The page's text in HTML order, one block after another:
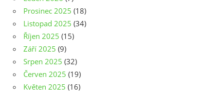
Prosinec 2025 (18)
Listopad 2025 (34)
Říjen 2025 (15)
Září 2025 (9)
Srpen 2025 (32)
Červen 2025 (19)
Květen 2025 (16)